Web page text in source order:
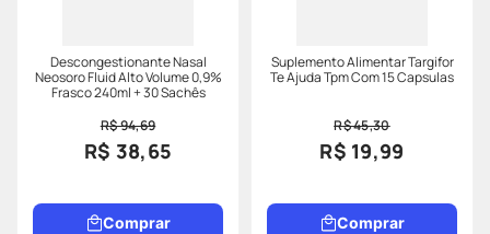
Descongestionante Nasal
Neosoro Fluid Alto Volume 0,9%
Frasco 240ml + 30 Sachês
R$ 94,69
R$ 38,65
Comprar
Suplemento Alimentar Targifor
Te Ajuda Tpm Com 15 Capsulas
R$ 45,30
R$ 19,99
Comprar